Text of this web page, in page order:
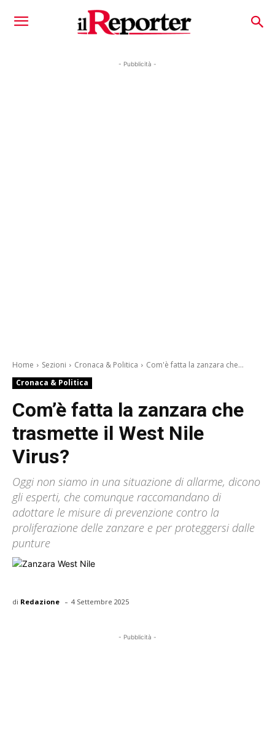
- Pubblicità -
Home Sezioni Cronaca & Politica
Com'è fatta la zanzara che...
Cronaca & Politica
Com’è fatta la zanzara che
trasmette il West Nile
Virus?
Oggi non siamo in una situazione di allarme, dicono
gli esperti, che comunque raccomandano di
adottare le misure di prevenzione contro la
proliferazione delle zanzare e per proteggersi dalle
punture
di Redazione - 4 Settembre 2025
- Pubblicità -